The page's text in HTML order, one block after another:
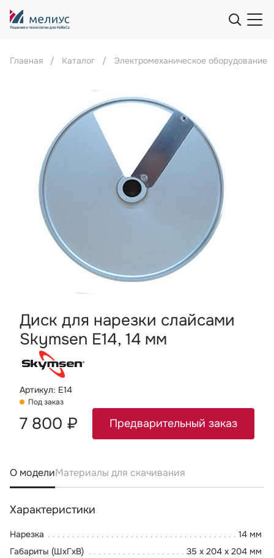
Главная Каталог Электромеханическое оборудование
Диск для нарезки слайсами
Skymsen E14, 14 мм
Артикул: E14
Под заказ
7 800 ₽ Предварительный заказ
О моделиМатериалы для скачивания
Характеристики
Нарезка
14 мм
Габариты (ШхГхВ)
35 x 204 x 204 мм